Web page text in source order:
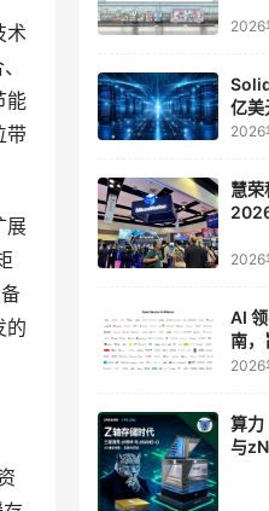
术
能
带
展
的
2026
亿美
做准
2026
慧荣
存储
2026
AI
南，
明度
2026
算力
与